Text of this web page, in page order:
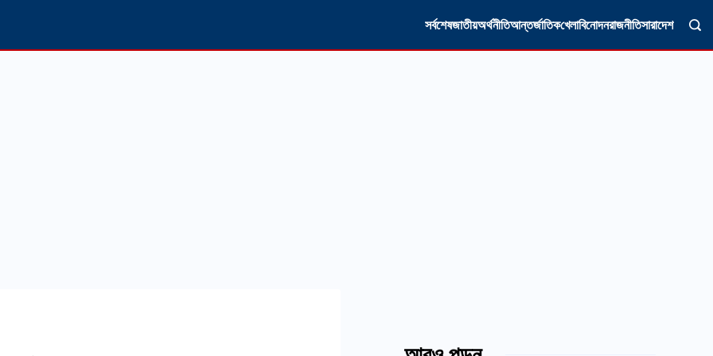
সর্বশেষজাতীয়অর্থনীতিআন্তর্জাতিকখেলাবিনোদনরাজনীতিসারাদেশ